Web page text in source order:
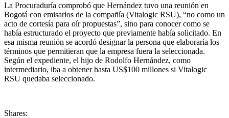
La Procuraduría comprobó que Hernández tuvo una reunión en
Bogotá con emisarios de la compañía (Vitalogic RSU), “no como un
acto de cortesía para oír propuestas”, sino para conocer como se
había estructurado el proyecto que previamente había solicitado. En
esa misma reunión se acordó designar la persona que elaboraría los
términos que permitieran que la empresa fuera la seleccionada.
Según el expediente, el hijo de Rodolfo Hernández, como
intermediario, iba a obtener hasta US$100 millones si Vitalogic
RSU quedaba seleccionado.
Shares: